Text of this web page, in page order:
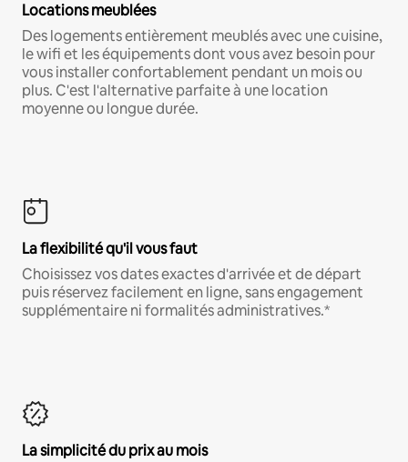
Locations meublées
Des logements entièrement meublés avec une cuisine,
le wifi et les équipements dont vous avez besoin pour
vous installer confortablement pendant un mois ou
plus. C'est l'alternative parfaite à une location
moyenne ou longue durée.
La flexibilité qu'il vous faut
Choisissez vos dates exactes d'arrivée et de départ
puis réservez facilement en ligne, sans engagement
supplémentaire ni formalités administratives.*
La simplicité du prix au mois